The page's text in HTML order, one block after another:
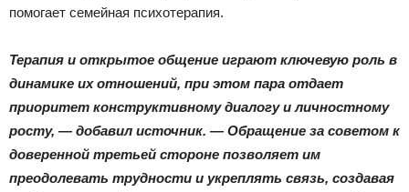
помогает семейная психотерапия.
Терапия и открытое общение играют ключевую роль в
динамике их отношений, при этом пара отдает
приоритет конструктивному диалогу и личностному
росту, — добавил источник. — Обращение за советом к
доверенной третьей стороне позволяет им
преодолевать трудности и укреплять связь, создавая